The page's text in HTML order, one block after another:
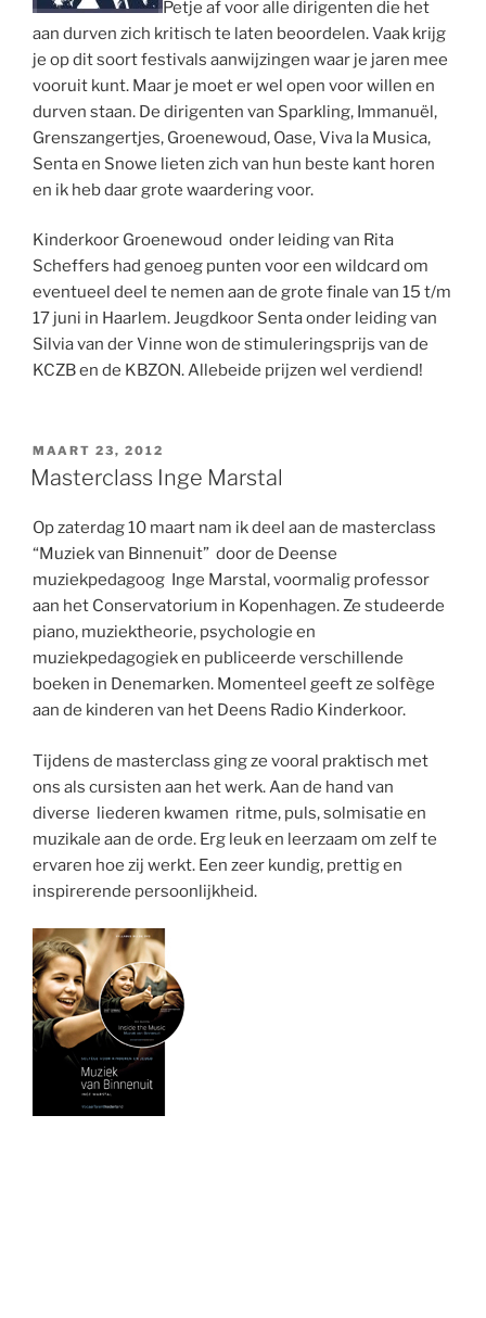
Petje af voor alle dirigenten die het
aan durven zich kritisch te laten beoordelen. Vaak krijg
je op dit soort festivals aanwijzingen waar je jaren mee
vooruit kunt. Maar je moet er wel open voor willen en
durven staan. De dirigenten van Sparkling, Immanuël,
Grenszangertjes, Groenewoud, Oase, Viva la Musica,
Senta en Snowe lieten zich van hun beste kant horen
en ik heb daar grote waardering voor.
Kinderkoor Groenewoud onder leiding van Rita
Scheffers had genoeg punten voor een wildcard om
eventueel deel te nemen aan de grote finale van 15 t/m
17 juni in Haarlem. Jeugdkoor Senta onder leiding van
Silvia van der Vinne won de stimuleringsprijs van de
KCZB en de KBZON. Allebeide prijzen wel verdiend!
GEPLAATST
OP
MAART 23, 2012
Masterclass Inge Marstal
Op zaterdag 10 maart nam ik deel aan de masterclass
“Muziek van Binnenuit” door de Deense
muziekpedagoog Inge Marstal, voormalig professor
aan het Conservatorium in Kopenhagen. Ze studeerde
piano, muziektheorie, psychologie en
muziekpedagogiek en publiceerde verschillende
boeken in Denemarken. Momenteel geeft ze solfège
aan de kinderen van het Deens Radio Kinderkoor.
Tijdens de masterclass ging ze vooral praktisch met
ons als cursisten aan het werk. Aan de hand van
diverse liederen kwamen ritme, puls, solmisatie en
muzikale aan de orde. Erg leuk en leerzaam om zelf te
ervaren hoe zij werkt. Een zeer kundig, prettig en
inspirerende persoonlijkheid.